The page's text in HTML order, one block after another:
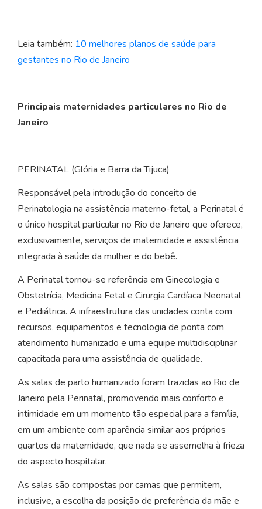
Leia também: 10 melhores planos de saúde para
gestantes no Rio de Janeiro
Principais maternidades particulares no Rio de
Janeiro
PERINATAL (Glória e Barra da Tijuca)
Responsável pela introdução do conceito de
Perinatologia na assistência materno-fetal, a Perinatal é
o único hospital particular no Rio de Janeiro que oferece,
exclusivamente, serviços de maternidade e assistência
integrada à saúde da mulher e do bebê.
A Perinatal tornou-se referência em Ginecologia e
Obstetrícia, Medicina Fetal e Cirurgia Cardíaca Neonatal
e Pediátrica. A infraestrutura das unidades conta com
recursos, equipamentos e tecnologia de ponta com
atendimento humanizado e uma equipe multidisciplinar
capacitada para uma assistência de qualidade.
As salas de parto humanizado foram trazidas ao Rio de
Janeiro pela Perinatal, promovendo mais conforto e
intimidade em um momento tão especial para a família,
em um ambiente com aparência similar aos próprios
quartos da maternidade, que nada se assemelha à frieza
do aspecto hospitalar.
As salas são compostas por camas que permitem,
inclusive, a escolha da posição de preferência da mãe e